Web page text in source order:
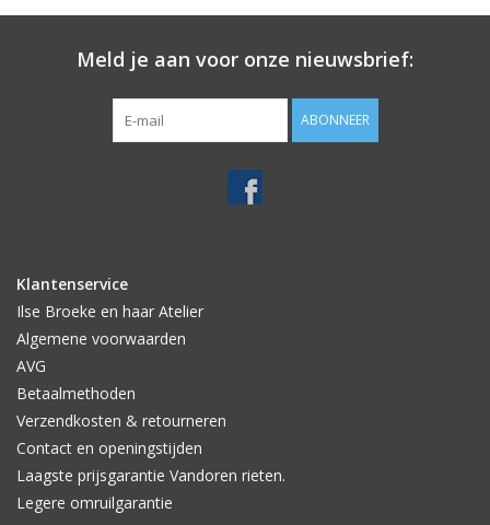
Meld je aan voor onze nieuwsbrief:
ABONNEER
Klantenservice
Ilse Broeke en haar Atelier
Algemene voorwaarden
AVG
Betaalmethoden
Verzendkosten & retourneren
Contact en openingstijden
Laagste prijsgarantie Vandoren rieten.
Legere omruilgarantie